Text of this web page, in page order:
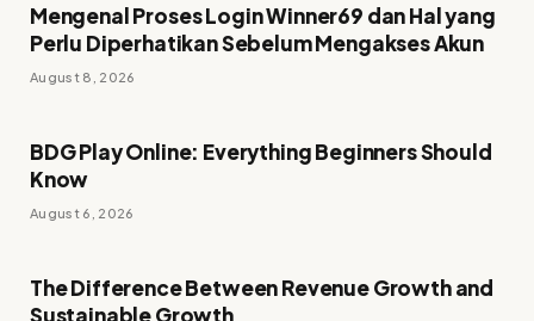
Mengenal Proses Login Winner69 dan Hal yang
Perlu Diperhatikan Sebelum Mengakses Akun
August 8, 2026
BDG Play Online: Everything Beginners Should
Know
August 6, 2026
The Difference Between Revenue Growth and
Sustainable Growth